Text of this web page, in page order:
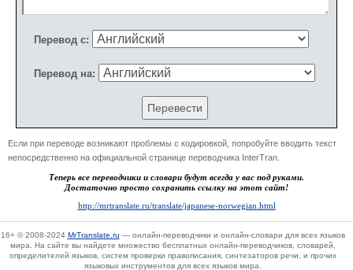
Перевод с:
Перевод на:
Если при переводе возникают проблемы с кодировкой, попробуйте вводить текст
непосредственно на официальной странице переводчика InterTran.
Теперь все переводчики и словари будут всегда у вас под руками.
Достаточно просто сохранить ссылку на этот сайт!
http://mrtranslate.ru/translate/japanese-norwegian.html
16+© 2008-2024 MrTranslate.ru — онлайн-переводчики и онлайн-словари для всех языков
мира. На сайте вы найдете множество бесплатных онлайн-переводчиков, словарей,
определителей языков, систем проверки правописания, синтезаторов речи, и прочих
языковых инструментов для всех языков мира.